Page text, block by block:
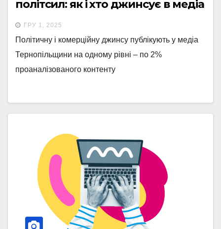
політсил: як і хто джинсує в медіа
Тернопільщини
ГРУ 1, 2025
Політичну і комерційну джинсу публікують у медіа
Тернопільщини на одному рівні – по 2%
проаналізованого контенту